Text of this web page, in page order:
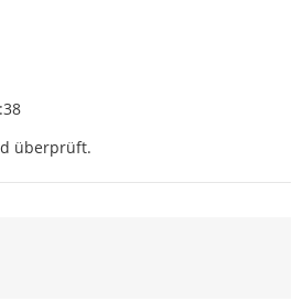
überprüft.
Äußerung